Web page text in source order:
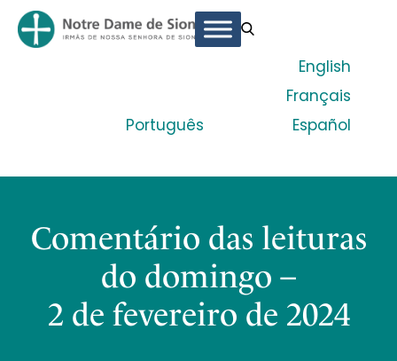
Português
English
Français
Español
Comentário das leituras
do domingo –
2 de fevereiro de 2024